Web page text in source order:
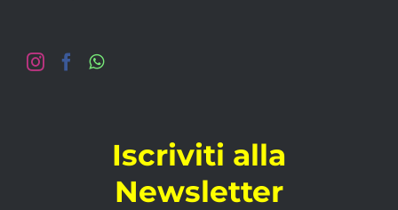
Iscriviti alla
Newsletter